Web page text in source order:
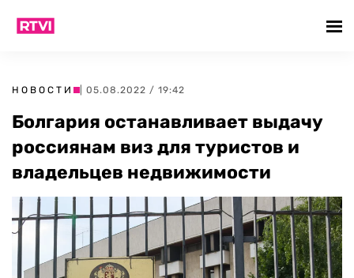
НОВОСТИ | 05.08.2022 / 19:42
Болгария останавливает выдачу
россиянам виз для туристов и
владельцев недвижимости